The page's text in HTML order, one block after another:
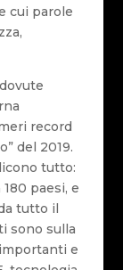
cui parole
record
del 2019.
tutto:
paesi, e
tutto il
sono sulla
e